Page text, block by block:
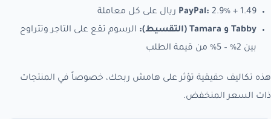
PayPal: 2.9% + 1.49 ريال على كل معاملة
Tabby و Tamara (التقسيط):
الرسوم تقع على التاجر وتتراوح
بين 2% – 5% من قيمة الطلب
هذه تكاليف حقيقية تؤثر على هامش ربحك، خصوصاً في المنتجات
ذات السعر المنخفض.